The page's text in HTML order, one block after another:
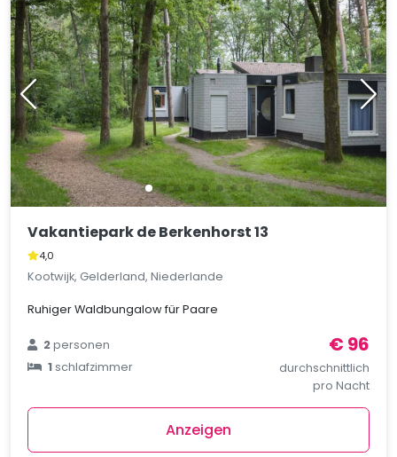
Vakantiepark de Berkenhorst 13
4,0
Kootwijk, Gelderland, Niederlande
Ruhiger Waldbungalow für Paare
2personen
1schlafzimmer
€ 96
durchschnittlich
pro Nacht
Anzeigen